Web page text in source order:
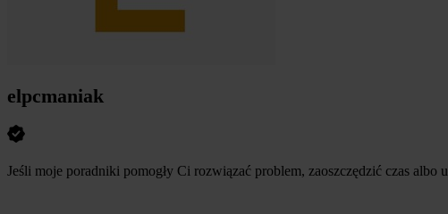
elpcmaniak
Jeśli moje poradniki pomogły Ci rozwiązać problem, zaoszczędzić czas